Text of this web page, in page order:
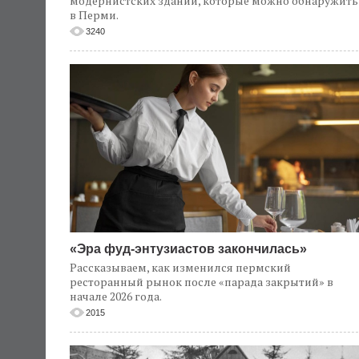
в Перми.
3240
«Эра фуд-энтузиастов закончилась»
Рассказываем, как изменился пермский
ресторанный рынок после «парада закрытий» в
начале 2026 года.
2015